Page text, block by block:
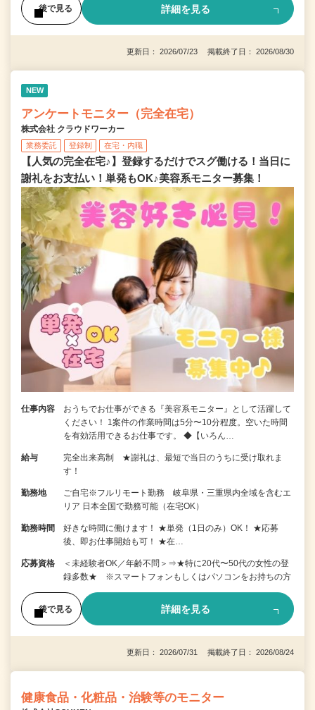
後で見る 詳細を見る
更新日： 2026/07/23 掲載終了日： 2026/08/30
NEW
アンケートモニター（完全在宅）
株式会社 クラウドワーカー
業務委託 登録制 在宅・内職
【人気の完全在宅♪】登録するだけでスグ働ける！当日に
謝礼をお支払い！単発もOK♪美容系モニター募集！
仕事内容
おうちでお仕事ができる『美容系モニター』として活躍して
ください！ 1案件の作業時間は5分〜10分程度。空いた時間
を有効活用できるお仕事です。 ◆【いろん…
給与
完全出来高制 ★謝礼は、最短で当日のうちに受け取れま
す！
勤務地
ご自宅※フルリモート勤務 岐阜県・三重県内全域を含むエ
リア 日本全国で勤務可能（在宅OK）
勤務時間
好きな時間に働けます！ ★単発（1日のみ）OK！ ★応募
後、即お仕事開始も可！ ★在…
応募資格
＜未経験者OK／年齢不問＞⇒★特に20代〜50代の女性の登
録多数★ ※スマートフォンもしくはパソコンをお持ちの方
後で見る 詳細を見る
更新日： 2026/07/31 掲載終了日： 2026/08/24
健康食品・化粧品・治験等のモニター